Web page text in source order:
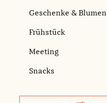
Geschenke & Blumen
Frühstück
Meeting
Snacks